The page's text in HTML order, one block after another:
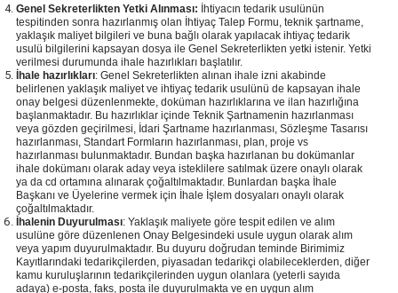
Genel Sekreterlikten Yetki Alınması: İhtiyacın tedarik usulünün
tespitinden sonra hazırlanmış olan İhtiyaç Talep Formu, teknik şartname,
yaklaşık maliyet bilgileri ve buna bağlı olarak yapılacak ihtiyaç tedarik
usulü bilgilerini kapsayan dosya ile Genel Sekreterlikten yetki istenir. Yetki
verilmesi durumunda ihale hazırlıkları başlatılır.
İhale hazırlıkları: Genel Sekreterlikten alınan ihale izni akabinde
belirlenen yaklaşık maliyet ve ihtiyaç tedarik usulünü de kapsayan ihale
onay belgesi düzenlenmekte, doküman hazırlıklarına ve ilan hazırlığına
başlanmaktadır. Bu hazırlıklar içinde Teknik Şartnamenin hazırlanması
veya gözden geçirilmesi, İdari Şartname hazırlanması, Sözleşme Tasarısı
hazırlanması, Standart Formların hazırlanması, plan, proje vs
hazırlanması bulunmaktadır. Bundan başka hazırlanan bu dokümanlar
ihale dokümanı olarak aday veya isteklilere satılmak üzere onaylı olarak
ya da cd ortamına alınarak çoğaltılmaktadır. Bunlardan başka İhale
Başkanı ve Üyelerine vermek için İhale İşlem dosyaları onaylı olarak
çoğaltılmaktadır.
İhalenin Duyurulması: Yaklaşık maliyete göre tespit edilen ve alım
usulüne göre düzenlenen Onay Belgesindeki usule uygun olarak alım
veya yapım duyurulmaktadır. Bu duyuru doğrudan teminde Birimimiz
Kayıtlarındaki tedarikçilerden, piyasadan tedarikçi olabileceklerden, diğer
kamu kuruluşlarının tedarikçilerinden uygun olanlara (yeterli sayıda
adaya) e-posta, faks, posta ile duyurulmakta ve en uygun alım